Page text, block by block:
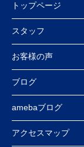
トップページ
スタッフ
お客様の声
ブログ
amebaブログ
アクセスマップ